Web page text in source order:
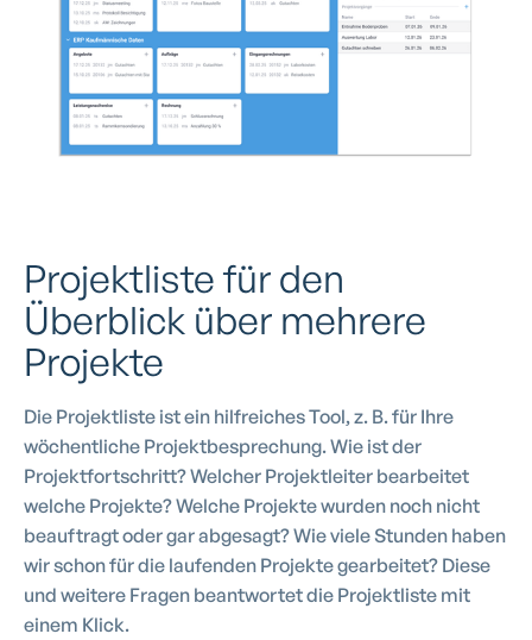
Projektliste für den
Überblick über mehrere
Projekte
Die Projektliste ist ein hilfreiches Tool, z. B. für Ihre
wöchentliche Projektbesprechung. Wie ist der
Projektfortschritt? Welcher Projektleiter bearbeitet
welche Projekte? Welche Projekte wurden noch nicht
beauftragt oder gar abgesagt? Wie viele Stunden haben
wir schon für die laufenden Projekte gearbeitet? Diese
und weitere Fragen beantwortet die Projektliste mit
einem Klick.